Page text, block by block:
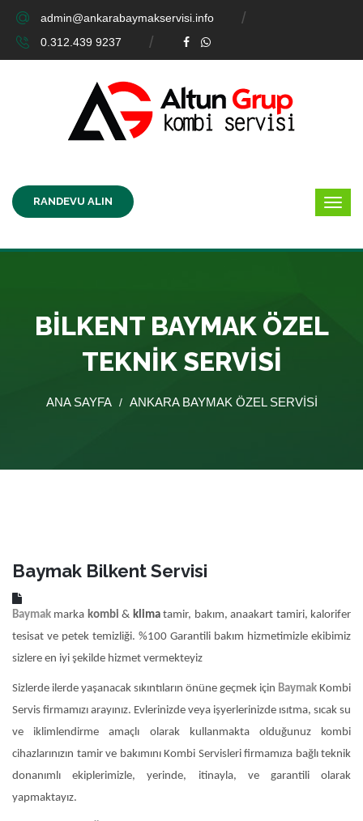
admin@ankarabaymakservisi.info
0.312.439 9237
RANDEVU ALIN
BILKENT BAYMAK ÖZEL
TEKNIK SERVISI
ANA SAYFA / ANKARA BAYMAK ÖZEL SERVISI
Baymak Bilkent Servisi
Baymak marka kombi & klimatamir, bakım, anaakart tamiri, kalorifer
tesisat ve petek temizliği. %100 Garantili bakım hizmetimizle ekibimiz
sizlere en iyi şekilde hizmet vermekteyiz
Sizlerde ilerde yaşanacak sıkıntıların önüne geçmek için Baymak Kombi
Servis firmamızı arayınız. Evlerinizde veya işyerlerinizde ısıtma, sıcak su
ve iklimlendirme amaçlı olarak kullanmakta olduğunuz kombi
cihazlarınızın tamir ve bakımını Kombi Servisleri firmamıza bağlı teknik
donanımlı ekiplerimizle, yerinde, itinayla, ve garantili olarak
yapmaktayız.